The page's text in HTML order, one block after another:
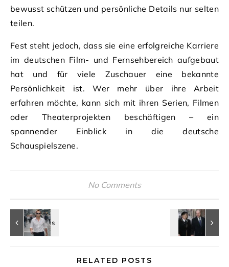
bewusst schützen und persönliche Details nur selten
teilen.
Fest steht jedoch, dass sie eine erfolgreiche Karriere
im deutschen Film- und Fernsehbereich aufgebaut
hat und für viele Zuschauer eine bekannte
Persönlichkeit ist. Wer mehr über ihre Arbeit
erfahren möchte, kann sich mit ihren Serien, Filmen
oder Theaterprojekten beschäftigen – ein
spannender Einblick in die deutsche
Schauspielszene.
No Comments
RELATED POSTS